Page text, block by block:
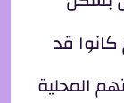
قد
المحلية